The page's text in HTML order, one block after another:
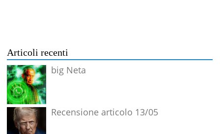
Articoli recenti
big Neta
Recensione articolo 13/05